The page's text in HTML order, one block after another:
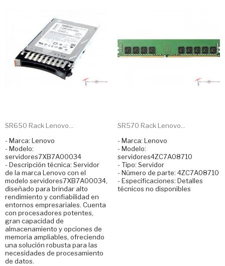
SR650 Rack Lenovo...
- Marca: Lenovo
- Modelo:
servidores7XB7A00034
- Descripción técnica: Servidor
de la marca Lenovo con el
modelo servidores7XB7A00034,
diseñado para brindar alto
rendimiento y confiabilidad en
entornos empresariales. Cuenta
con procesadores potentes,
gran capacidad de
almacenamiento y opciones de
memoria ampliables, ofreciendo
una solución robusta para las
necesidades de procesamiento
de datos.
SR570 Rack Lenovo...
- Marca: Lenovo
- Modelo:
servidores4ZC7A08710
- Tipo: Servidor
- Número de parte: 4ZC7A08710
- Especificaciones: Detalles
técnicos no disponibles